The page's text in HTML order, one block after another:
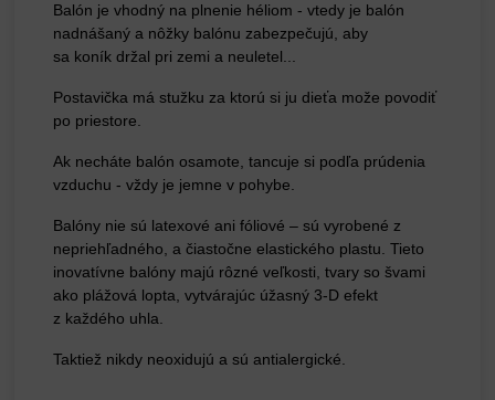
Balón je vhodný na plnenie héliom - vtedy je balón
nadnášaný a nôžky balónu zabezpečujú, aby
sa koník držal pri zemi a neuletel...
Postavička má stužku za ktorú si ju dieťa može povodiť
po priestore.
Ak necháte balón osamote, tancuje si podľa prúdenia
vzduchu - vždy je jemne v pohybe.
Balóny nie sú latexové ani fóliové – sú vyrobené z
nepriehľadného, a čiastočne elastického plastu. Tieto
inovatívne balóny majú rôzné veľkosti, tvary so švami
ako plážová lopta, vytvárajúc úžasný 3-D efekt
z každého uhla.
Taktiež nikdy neoxidujú a sú antialergické.